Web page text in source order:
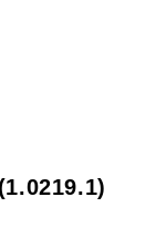
1.0219.1